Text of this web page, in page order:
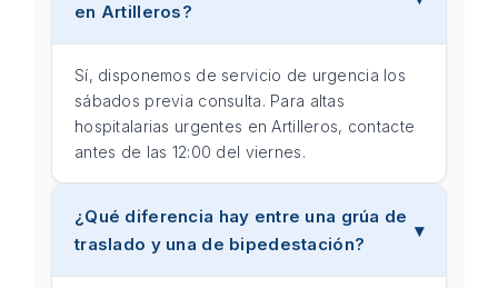
en Artilleros?
Sí, disponemos de servicio de urgencia los
sábados previa consulta. Para altas
hospitalarias urgentes en Artilleros, contacte
antes de las 12:00 del viernes.
¿Qué diferencia hay entre una grúa de
traslado y una de bipedestación?